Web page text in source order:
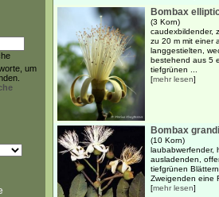
um
Bombax
(3 Korn)
caudexbildender,
zu 20 m mit einer
langgestielten,
bestehend aus 5
tiefgrünen ...
[mehr lesen]
Bombax
(10 Korn)
laubabwerfender,
ausladenden,
tiefgrünen
Zweigenden eine
[mehr lesen]